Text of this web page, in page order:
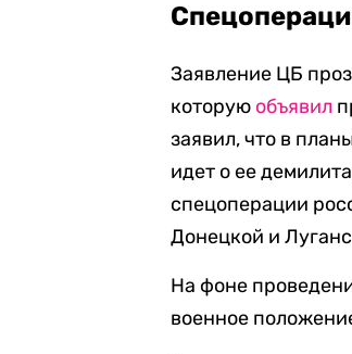
Заявление ЦБ
которую объявил
заявил, что в
идет о ее
спецоперации
Донецкой и
На фоне
военное